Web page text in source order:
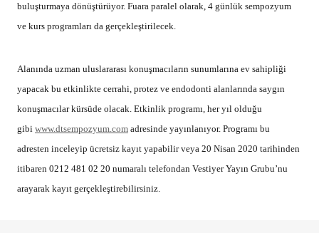
buluşturmaya dönüştürüyor. Fuara paralel olarak, 4 günlük sempozyum
ve kurs programları da gerçekleştirilecek.
Alanında uzman uluslararası konuşmacıların sunumlarına ev sahipliği
yapacak bu etkinlikte cerrahi, protez ve endodonti alanlarında saygın
konuşmacılar kürsüde olacak. Etkinlik programı, her yıl olduğu
gibi www.dtsempozyum.com adresinde yayınlanıyor. Programı bu
adresten inceleyip ücretsiz kayıt yapabilir veya 20 Nisan 2020 tarihinden
itibaren 0212 481 02 20 numaralı telefondan Vestiyer Yayın Grubu’nu
arayarak kayıt gerçekleştirebilirsiniz.